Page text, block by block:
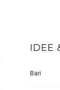
IDEE
Bari